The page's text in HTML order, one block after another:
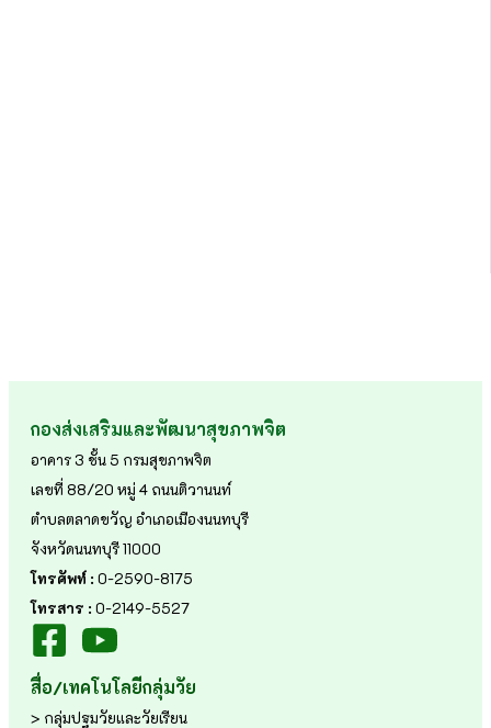
กองส่งเสริมและพัฒนาสุขภาพจิต
อาคาร 3 ชั้น 5 กรมสุขภาพจิต
เลขที่ 88/20 หมู่ 4 ถนนติวานนท์
ตำบลตลาดขวัญ อำเภอเมืองนนทบุรี
จังหวัดนนทบุรี 11000
โทรศัพท์ : 0-2590-8175
โทรสาร : 0-2149-5527
สื่อ/เทคโนโลยีกลุ่มวัย
> กลุ่มปฐมวัยและวัยเรียน